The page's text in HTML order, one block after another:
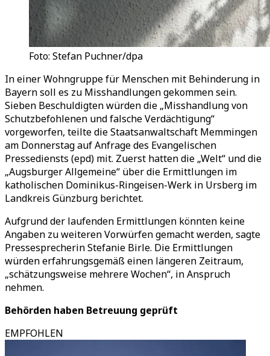
Foto: Stefan Puchner/dpa
In einer Wohngruppe für Menschen mit Behinderung in
Bayern soll es zu Misshandlungen gekommen sein.
Sieben Beschuldigten würden die „Misshandlung von
Schutzbefohlenen und falsche Verdächtigung“
vorgeworfen, teilte die Staatsanwaltschaft Memmingen
am Donnerstag auf Anfrage des Evangelischen
Pressediensts (epd) mit. Zuerst hatten die „Welt“ und die
„Augsburger Allgemeine“ über die Ermittlungen im
katholischen Dominikus-Ringeisen-Werk in Ursberg im
Landkreis Günzburg berichtet.
Aufgrund der laufenden Ermittlungen könnten keine
Angaben zu weiteren Vorwürfen gemacht werden, sagte
Pressesprecherin Stefanie Birle. Die Ermittlungen
würden erfahrungsgemäß einen längeren Zeitraum,
„schätzungsweise mehrere Wochen“, in Anspruch
nehmen.
Behörden haben Betreuung geprüft
EMPFOHLEN